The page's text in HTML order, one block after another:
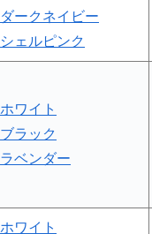
ダークネイビー
シェルピンク
ホワイト
ブラック
ラベンダー
ホワイト